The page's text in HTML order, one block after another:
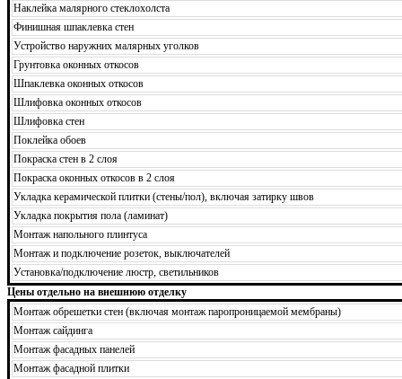
Наклейка малярного стеклохолста
Финишная шпаклевка стен
Устройство наружних малярных уголков
Грунтовка оконных откосов
Шпаклевка оконных откосов
Шлифовка оконных откосов
Шлифовка стен
Поклейка обоев
Покраска стен в 2 слоя
Покраска оконных откосов в 2 слоя
Укладка керамической плитки (стены/пол), включая затирку швов
Укладка покрытия пола (ламинат)
Монтаж напольного плинтуса
Монтаж и подключение розеток, выключателей
Установка/подключение люстр, светильников
Цены отдельно на внешнюю отделку
Монтаж обрешетки стен (включая монтаж паропроницаемой мембраны)
Монтаж сайдинга
Монтаж фасадных панелей
Монтаж фасадной плитки